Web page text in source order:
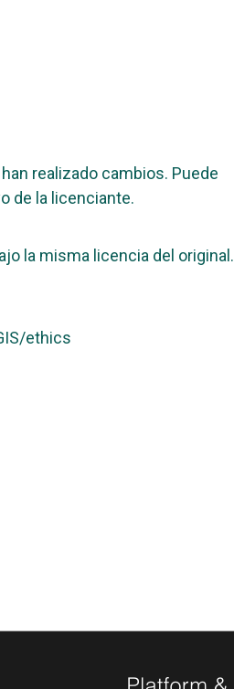
realizado cambios. Puede
de la licenciante.
la misma licencia del original.
ethics